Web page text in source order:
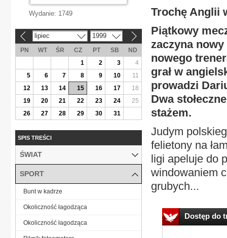
Trochę Anglii
Piątkowy
zaczyna
nowego
grał w
prowadzi
Dwa
stażem.
Judym
felietony na
ligi apeluje do
windowaniem
grubych...
Dostęp do
Wydanie: 1749
lipiec 1999
PN WT ŚR CZ PT SB
ND
1
2 3
4
5
6 7 8 9 10
11
12
13 14 15 16 17
18
19
20 21 22 23 24
25
26
27 28 29 30 31
SPIS TREŚCI
ŚWIAT
SPORT
Bunt w kadrze
Okoliczność łagodząca
Okoliczność łagodząca